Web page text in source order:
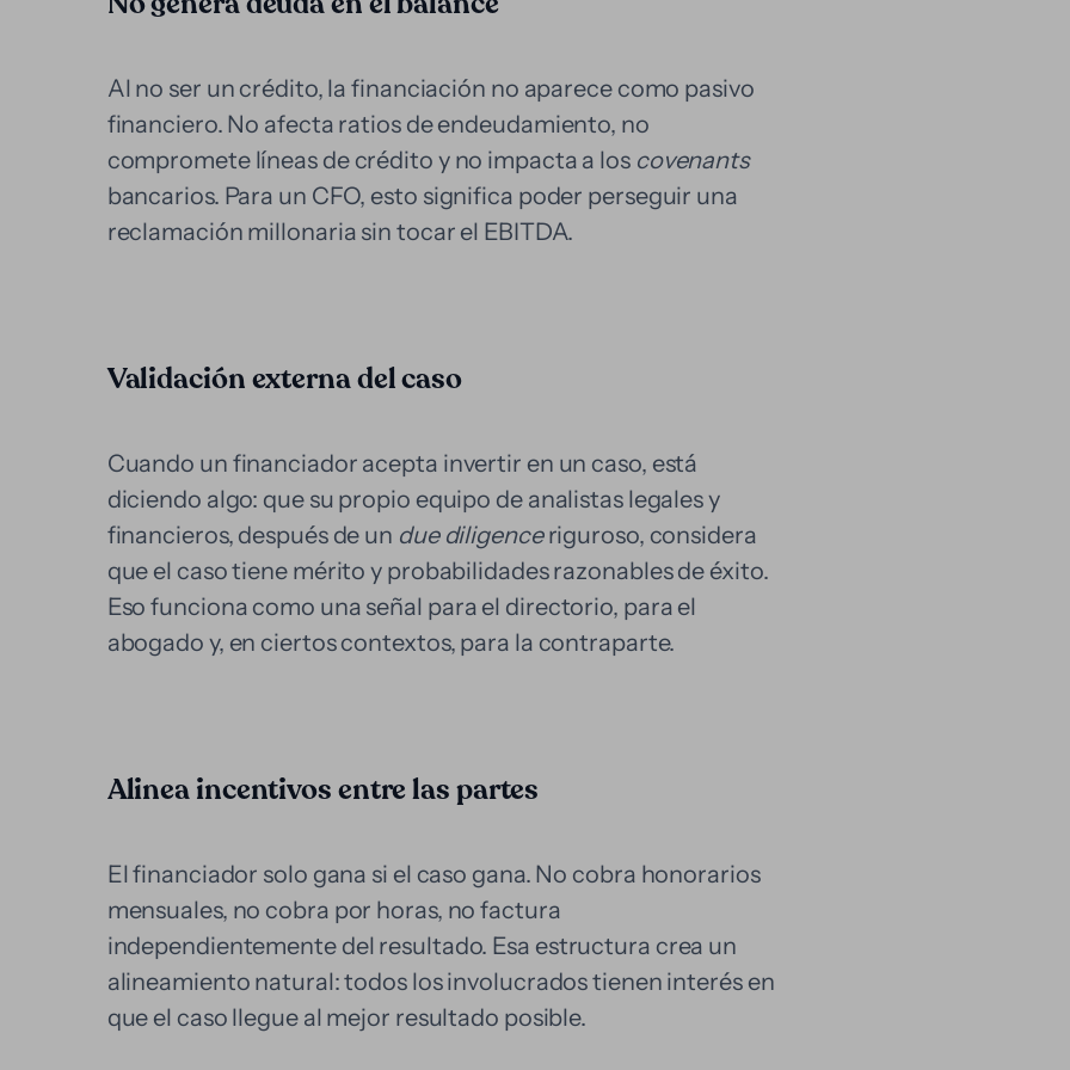
Al no ser un crédito, la financiación no aparece como pasivo
financiero. No afecta ratios de endeudamiento, no
compromete líneas de crédito y no impacta a los covenants
bancarios. Para un CFO, esto significa poder perseguir una
reclamación millonaria sin tocar el EBITDA.
Validación externa del caso
Cuando un financiador acepta invertir en un caso, está
diciendo algo: que su propio equipo de analistas legales y
financieros, después de un due diligenceriguroso, considera
que el caso tiene mérito y probabilidades razonables de éxito.
Eso funciona como una señal para el directorio, para el
abogado y, en ciertos contextos, para la contraparte.
Alinea incentivos entre las partes
El financiador solo gana si el caso gana. No cobra honorarios
mensuales, no cobra por horas, no factura
independientemente del resultado. Esa estructura crea un
alineamiento natural: todos los involucrados tienen interés en
que el caso llegue al mejor resultado posible.